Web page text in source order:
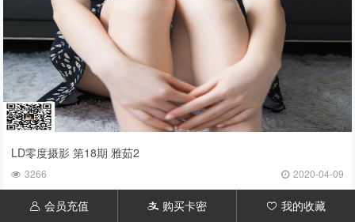
LD零度摄影 第18期 雅茹2
3266 2020-04-09
󦃱 会员充值 󦇱 购买卡密 󦆁 我的收藏